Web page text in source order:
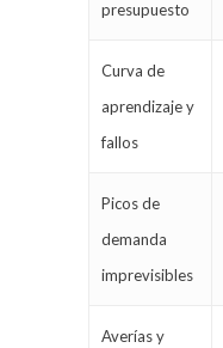
presupuesto
Curva de
aprendizaje y
fallos
Picos de
demanda
imprevisibles
Averías y